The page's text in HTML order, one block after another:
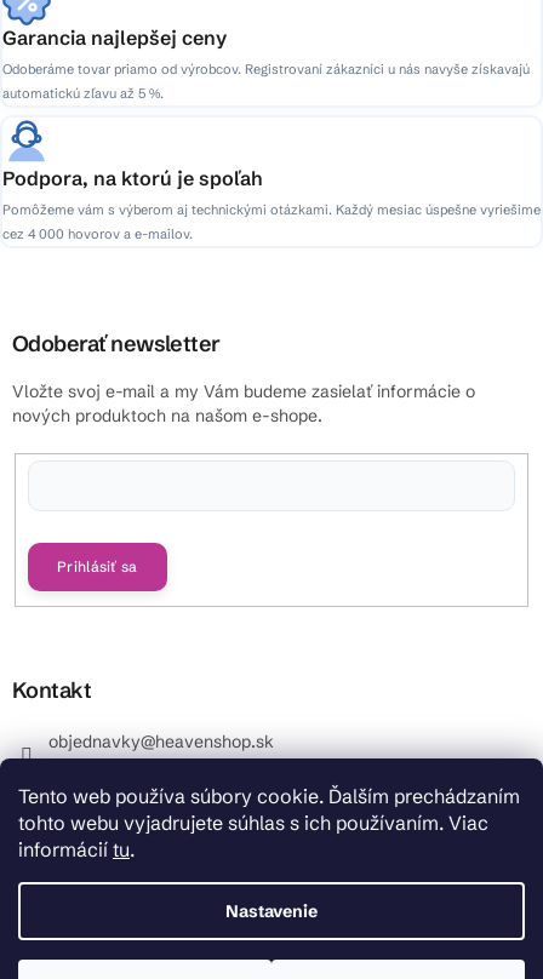
Tento web používa súbory cookie. Ďalším prechádzaním
tohto webu vyjadrujete súhlas s ich používaním. Viac
informácií tu.
Nastavenie
Garancia najlepšej ceny
Odoberáme tovar priamo od výrobcov. Registrovaní zákazníci u nás navyše získavajú
automatickú zľavu až 5 %.
Podpora, na ktorú je spoľah
Pomôžeme vám s výberom aj technickými otázkami. Každý mesiac úspešne vyriešime
cez 4 000 hovorov a e-mailov.
Odoberať newsletter
Vložte svoj e-mail a my Vám budeme zasielať informácie o
nových produktoch na našom e-shope.
Prihlásiť sa
Kontakt
objednavky@heavenshop.sk
_Info objednávky : +421 914 399 399 Pracovné dni od
8.00 hod. do 12.00 . REKLAMÁCIE : +421 914 399 399
HeavenShop.sk
HeavenShop.sk